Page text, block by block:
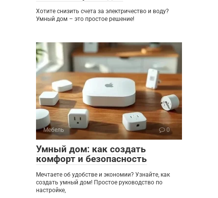
Хотите снизить счета за электричество и воду?
Умный дом – это простое решение!
Мебель 0
Умный дом: как создать
комфорт и безопасность
Мечтаете об удобстве и экономии? Узнайте, как
создать умный дом! Простое руководство по
настройке,